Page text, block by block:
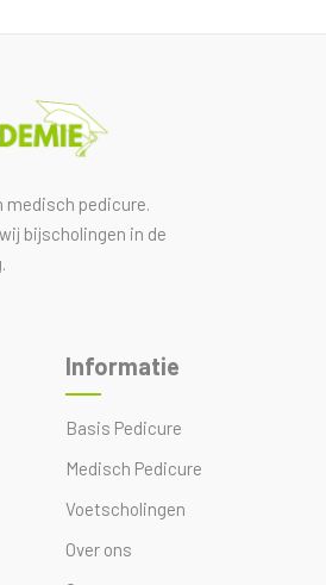
medisch pedicure.
bijscholingen in de
Informatie
Basis Pedicure
Medisch Pedicure
Voetscholingen
Over ons